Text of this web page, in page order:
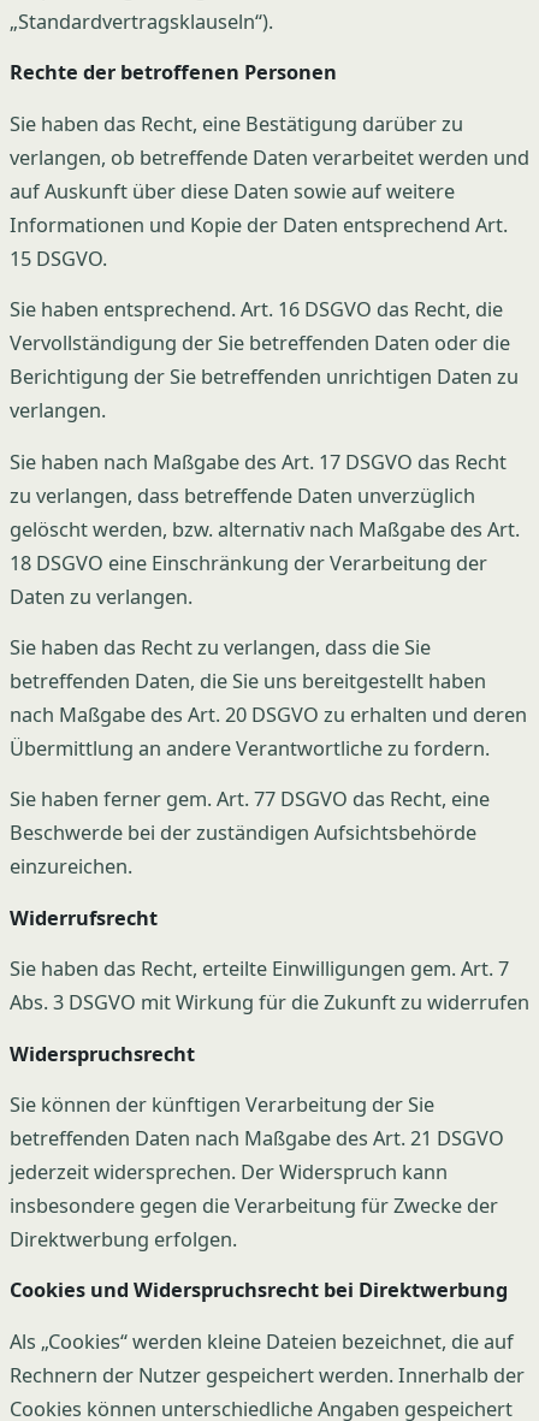
„Standardvertragsklauseln“).
Rechte der betroffenen Personen
Sie haben das Recht, eine Bestätigung darüber zu
verlangen, ob betreffende Daten verarbeitet werden und
auf Auskunft über diese Daten sowie auf weitere
Informationen und Kopie der Daten entsprechend Art.
15 DSGVO.
Sie haben entsprechend. Art. 16 DSGVO das Recht, die
Vervollständigung der Sie betreffenden Daten oder die
Berichtigung der Sie betreffenden unrichtigen Daten zu
verlangen.
Sie haben nach Maßgabe des Art. 17 DSGVO das Recht
zu verlangen, dass betreffende Daten unverzüglich
gelöscht werden, bzw. alternativ nach Maßgabe des Art.
18 DSGVO eine Einschränkung der Verarbeitung der
Daten zu verlangen.
Sie haben das Recht zu verlangen, dass die Sie
betreffenden Daten, die Sie uns bereitgestellt haben
nach Maßgabe des Art. 20 DSGVO zu erhalten und deren
Übermittlung an andere Verantwortliche zu fordern.
Sie haben ferner gem. Art. 77 DSGVO das Recht, eine
Beschwerde bei der zuständigen Aufsichtsbehörde
einzureichen.
Widerrufsrecht
Sie haben das Recht, erteilte Einwilligungen gem. Art. 7
Abs. 3 DSGVO mit Wirkung für die Zukunft zu widerrufen
Widerspruchsrecht
Sie können der künftigen Verarbeitung der Sie
betreffenden Daten nach Maßgabe des Art. 21 DSGVO
jederzeit widersprechen. Der Widerspruch kann
insbesondere gegen die Verarbeitung für Zwecke der
Direktwerbung erfolgen.
Cookies und Widerspruchsrecht bei Direktwerbung
Als „Cookies“ werden kleine Dateien bezeichnet, die auf
Rechnern der Nutzer gespeichert werden. Innerhalb der
Cookies können unterschiedliche Angaben gespeichert